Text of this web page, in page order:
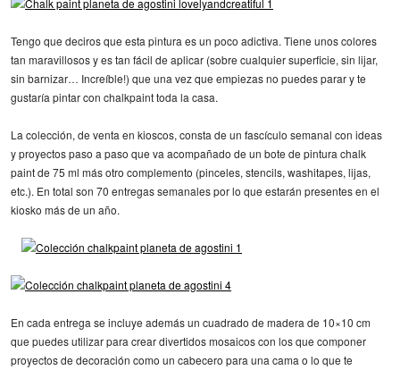
Tengo que deciros que esta pintura es un poco adictiva. Tiene unos colores
tan maravillosos y es tan fácil de aplicar (sobre cualquier superficie, sin lijar,
sin barnizar… Increíble!) que una vez que empiezas no puedes parar y te
gustaría pintar con chalkpaint toda la casa.
La colección, de venta en kioscos, consta de un fascículo semanal con ideas
y proyectos paso a paso que va acompañado de un bote de pintura chalk
paint de 75 ml más otro complemento (pinceles, stencils, washitapes, lijas,
etc.). En total son 70 entregas semanales por lo que estarán presentes en el
kiosko más de un año.
En cada entrega se incluye además un cuadrado de madera de 10×10 cm
que puedes utilizar para crear divertidos mosaicos con los que componer
proyectos de decoración como un cabecero para una cama o lo que te